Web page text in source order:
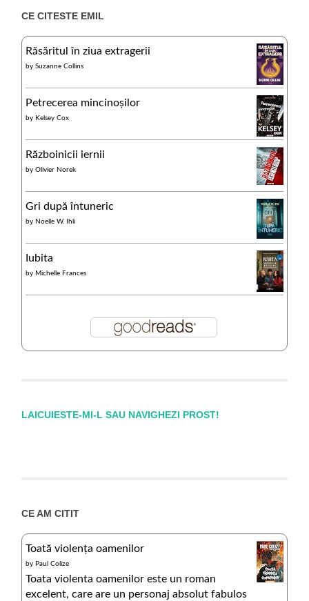
CE CITESTE EMIL
Răsăritul în ziua extragerii
bySuzanne Collins
Petrecerea mincinoșilor
by Kelsey Cox
Războinicii iernii
byOlivier Norek
Gri după întuneric
by Noelle W. Ihli
Iubita
by Michelle Frances
LAICUIESTE-MI-L SAU NAVIGHEZI PROST!
CE AM CITIT
Toată violența oamenilor
by Paul Colize
Toata violenta oamenilor este un roman
excelent, care are un personaj absolut fabulos